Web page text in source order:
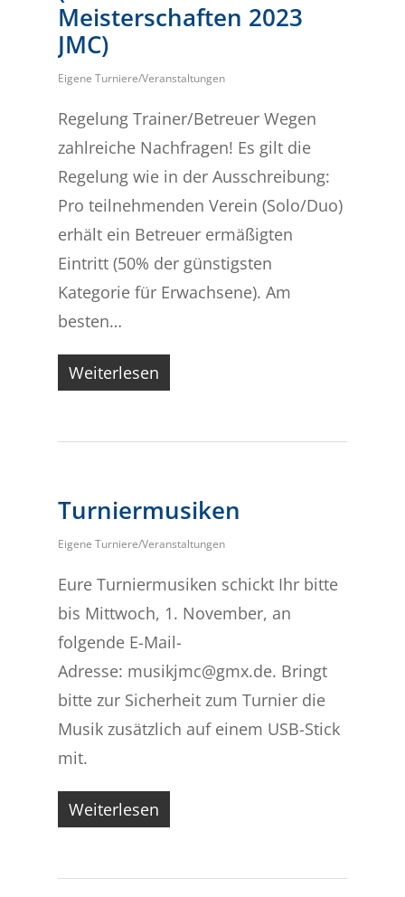
Meisterschaften 2023
JMC)
Eigene Turniere/Veranstaltungen
Regelung Trainer/Betreuer Wegen
zahlreiche Nachfragen! Es gilt die
Regelung wie in der Ausschreibung:
Pro teilnehmenden Verein (Solo/Duo)
erhält ein Betreuer ermäßigten
Eintritt (50% der günstigsten
Kategorie für Erwachsene). Am
besten…
Weiterlesen
Turniermusiken
Eigene Turniere/Veranstaltungen
Eure Turniermusiken schickt Ihr bitte
bis Mittwoch, 1. November, an
folgende E-Mail-
Adresse: musikjmc@gmx.de. Bringt
bitte zur Sicherheit zum Turnier die
Musik zusätzlich auf einem USB-Stick
mit.
Weiterlesen